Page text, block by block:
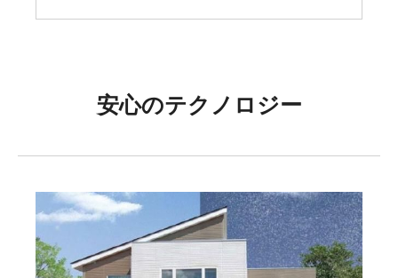
安心のテクノロジー